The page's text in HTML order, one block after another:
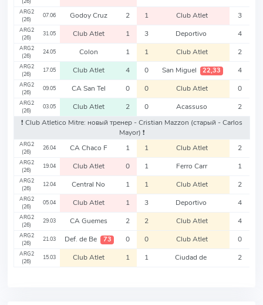
ARG2
(26)
07.06 Godoy Cruz 2 1 Club Atlet 3
ARG2
(26)
31.05 Club Atlet 1 3 Deportivo 4
ARG2
(26)
24.05 Colon 1 1 Club Atlet 2
ARG2
(26)
17.05 Club Atlet 4 0 San Miguel 22,33 4
ARG2
(26)
09.05 CA San Tel 0 0 Club Atlet 0
ARG2
(26)
03.05 Club Atlet 2 0 Acassuso
2
❗️ Club Atletico Mitre: новый тренер - Cristian Mazzon (старый - Carlos
Mayor) ❗️
ARG2
(26)
26.04 CA Chaco F 1 1 Club Atlet 2
ARG2
(26)
19.04 Club Atlet 0 1 Ferro Carr 1
ARG2
(26)
12.04 Central No 1 1 Club Atlet 2
ARG2
(26)
05.04 Club Atlet 1 3 Deportivo 4
ARG2
(26)
29.03 CA Guemes 2 2 Club Atlet 4
ARG2
(26)
21.03 Def. de Be 73 0 0 Club Atlet 0
ARG2
(26)
15.03 Club Atlet 1 1 Ciudad de 2